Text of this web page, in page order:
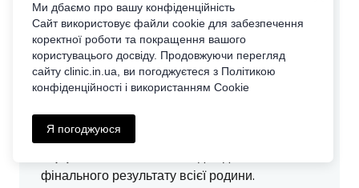
На стадії бластоцисти такий ембріон просто
зупиниться в розвитку або буде відторгнутий
ендометрієм (що проявиться як біохімічна
вагітність чи викидень).
Саме тому синхронна підготовка чоловіка за
протоколом M.A.R.S. 2026 у межах концепції
фінального результату всієї родини.
Ми дбаємо про вашу конфіденційність
Сайт використовує файли cookie для забезпечення
коректної роботи та покращення вашого
користувацього досвіду. Продовжуючи перегляд
сайту clіnic.in.ua, ви погоджуєтеся з Політикою
конфіденційності і використанням Cookie
Я погоджуюся